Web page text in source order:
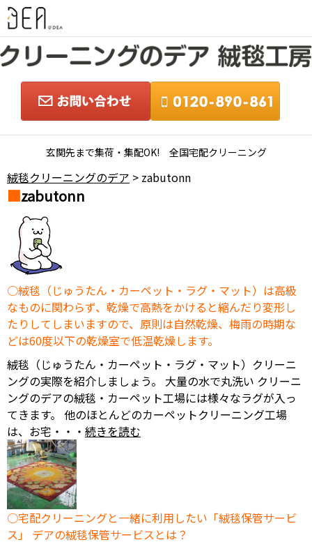
玄関先まで集荷・集配OK! 全国宅配クリーニング
絨毯クリーニングのデア > zabutonn
zabutonn
絨毯（じゅうたん・カーペット・ラグ・マット）は高級
なものに関わらず、乾燥で高熱をかけると縮んだり変形し
たりしてしまいますので、原則は自然乾燥、梅雨の時期な
どは60度以下の乾燥室で低温乾燥します。
絨毯（じゅうたん・カーペット・ラグ・マット）クリーニ
ングの実際を紹介しましょう。 大量の水で丸洗い クリーニ
ングのデアの絨毯・カーペット工場には様々なラグが入っ
てきます。 他のほとんどのカーペットクリーニング工場
は、お宅・・・ 続きを読む
宅配クリーニングと一緒に利用したい「絨毯保管サービ
ス」 デアの絨毯保管サービスとは？